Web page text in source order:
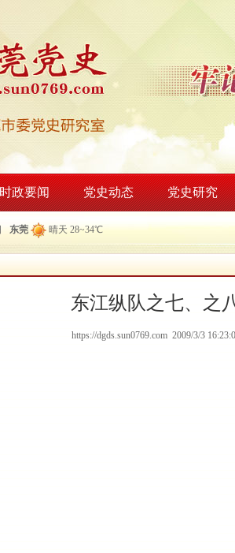
时政要闻 党史动态 党史研究
东莞 晴天 28~34℃
东江纵队之七、之
https://dgds.sun0769.com 2009/3/3